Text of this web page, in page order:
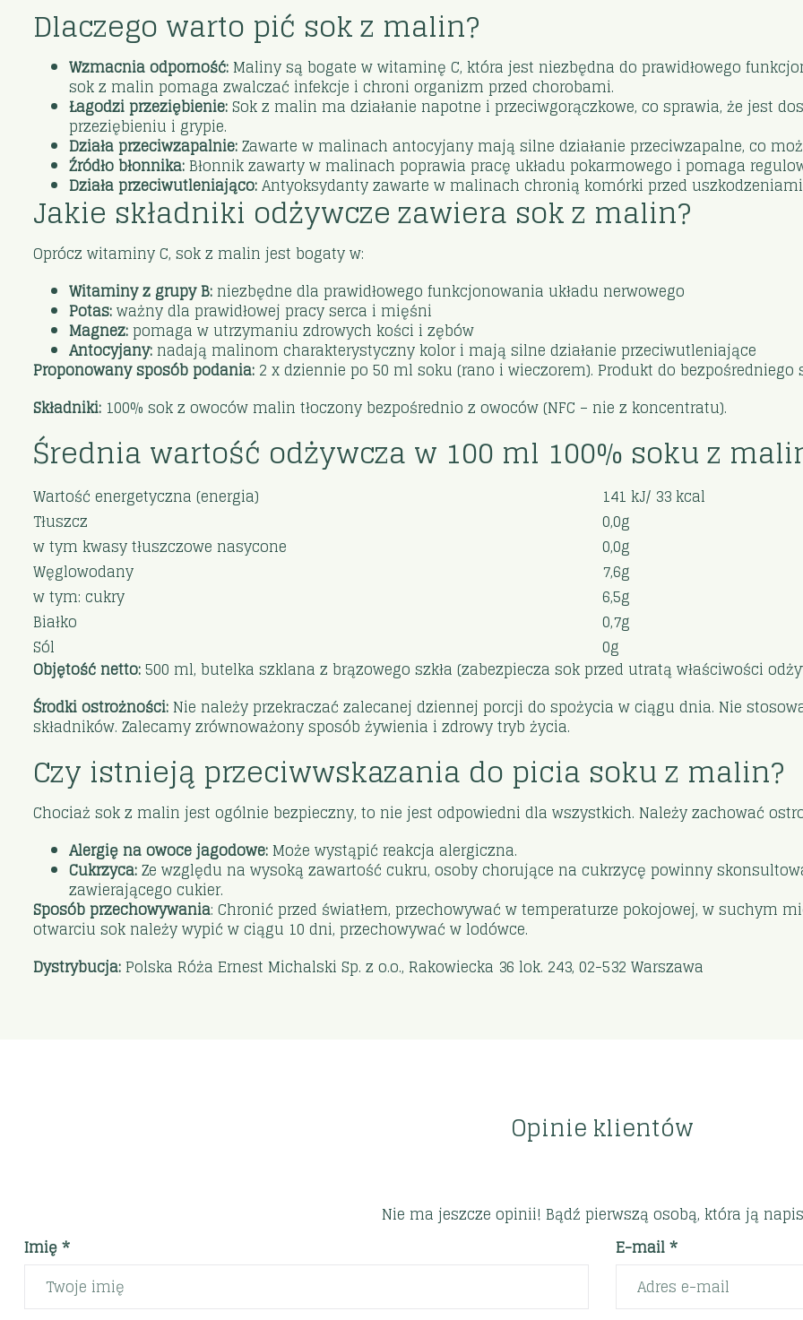
Dlaczego warto pić sok z malin?
Wzmacnia odporność: Maliny są bogate w witaminę C, która jest niezbędna do prawidłowego
sok z malin pomaga zwalczać infekcje i chroni organizm przed chorobami.
Łagodzi przeziębienie:Sok z malin ma działanie napotne i przeciwgorączkowe, co sprawia, że jest
przeziębieniu i grypie.
Działa przeciwzapalnie:Zawarte w malinach antocyjany mają silne działanie przeciwzapalne, co
Źródło błonnika: Błonnik zawarty w malinach poprawia pracę układu pokarmowego i pomaga
Działa przeciwutleniająco:Antyoksydanty zawarte w malinach chronią komórki przed
Jakie składniki odżywcze zawiera sok z malin?
Oprócz witaminy C, sok z malin jest bogaty w:
Witaminy z grupy B: niezbędne dla prawidłowego funkcjonowania układu nerwowego
Potas:ważny dla prawidłowej pracy serca i mięśni
Magnez:pomaga w utrzymaniu zdrowych kości i zębów
Antocyjany: nadają malinom charakterystyczny kolor i mają silne działanie przeciwutleniające
Proponowany sposób podania: 2 x dziennie po 50 ml soku (rano i wieczorem). Produkt do
Składniki: 100% sok z owoców malin tłoczony bezpośrednio z owoców (NFC – nie z koncentratu).
Średnia wartość odżywcza w 100 ml 100% soku z
Wartość energetyczna (energia)
141 kJ/ 33 kcal
Tłuszcz
0,0g
w tym kwasy tłuszczowe nasycone
0,0g
Węglowodany
7,6g
w tym: cukry
6,5g
Białko
0,7g
Sól
0g
Objętość netto:500 ml, butelka szklana z brązowego szkła (zabezpiecza sok przed utratą właściwości
Środki ostrożności: Nie należy przekraczać zalecanej dziennej porcji do spożycia w ciągu dnia. Nie
składników. Zalecamy zrównoważony sposób żywienia i zdrowy tryb życia.
Czy istnieją przeciwwskazania do picia soku z malin?
Chociaż sok z malin jest ogólnie bezpieczny, to nie jest odpowiedni dla wszystkich. Należy zachować
Alergię na owoce jagodowe: Może wystąpić reakcja alergiczna.
Cukrzyca:Ze względu na wysoką zawartość cukru, osoby chorujące na cukrzycę powinny
zawierającego cukier.
Sposób przechowywania: Chronić przed światłem, przechowywać w temperaturze pokojowej, w suchym
otwarciu sok należy wypić w ciągu 10 dni, przechowywać w lodówce.
Dystrybucja: Polska Róża Ernest Michalski Sp. z o.o., Rakowiecka 36 lok. 243, 02-532 Warszawa
Opinie klientów
Nie ma jeszcze opinii! Bądź pierwszą osobą, która ją
Imię *
E-mail *